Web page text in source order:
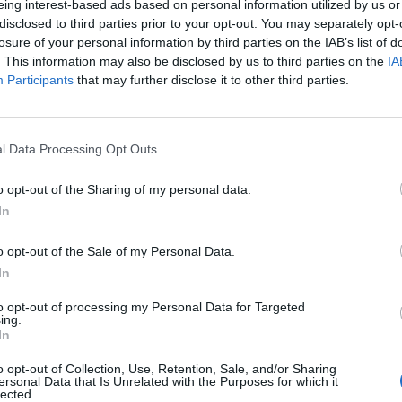
interest-based ads based on personal information utilized by us
to third parties prior to your opt-out. You may separately
of your personal information by third parties on the IAB’s list of
This information may also be disclosed by us to third parties on the
Participants that may further disclose it to other third parties.
Data Processing Opt Outs
opt-out of the Sharing of my personal data.
opt-out of the Sale of my Personal Data.
opt-out of processing my Personal Data for Targeted
opt-out of Collection, Use, Retention, Sale, and/or Sharing
Data that Is Unrelated with the Purposes for which it
kun mies hyppää kehiin kotiottelussa New
polvi otti pahasti kolausta. Lopulta
sillä osa pelkäsi hyökkääjä koko kauden olevan
joten kaikki on valmiina odotettuun debyyttiin
kakkosketjussa yhdessä
varmasti isoja minuutteja sekä vastuuta. Tauko
toivoa mitään järisyttävää starttia.
Mainos: